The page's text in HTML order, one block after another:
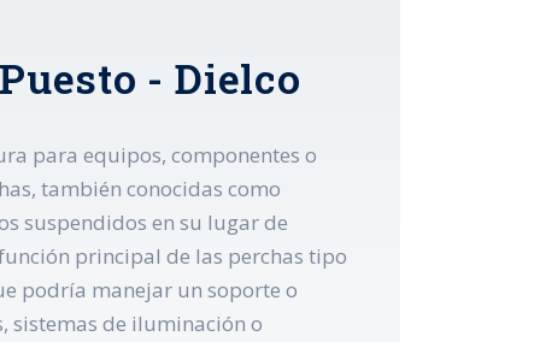
- Dielco
para equipos, componentes o
también conocidas como
suspendidos en su lugar de
principal de las perchas tipo
podría manejar un soporte o
sistemas de iluminación o